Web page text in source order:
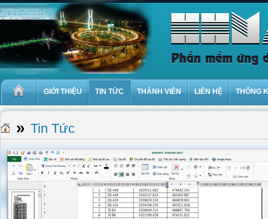
GIỚI THIỆU TIN TỨC THÀNH VIÊN LIÊN HỆ THỐNG
» Tin Tức